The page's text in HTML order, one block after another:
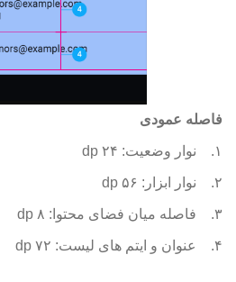
فاصله عمودی
۱. نوار وضعیت: ۲۴ dp
۲. نوار ابزار: ۵۶ dp
۳. فاصله میان فضای محتوا: ۸ dp
۴. عنوان و ایتم های لیست: ۷۲ dp